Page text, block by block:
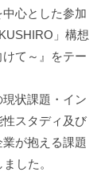
心とした参加
」構想
て～』をテー
状課題・イン
スタディ及び
が抱える課題
した。